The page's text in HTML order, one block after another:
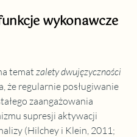
wykonawcze
temat zalety dwujęzyczności
że regularnie posługiwanie
zaangażowania
supresji aktywacji
(Hilchey i Klein, 2011;